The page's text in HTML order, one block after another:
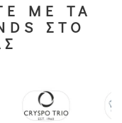
ΜΕ ΤΑ
ΣΤΟ